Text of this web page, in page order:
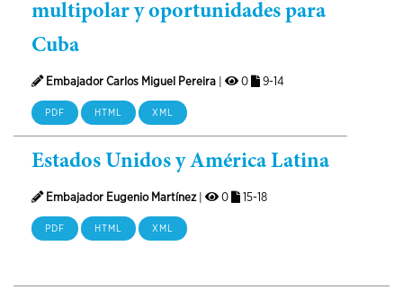
multipolar y oportunidades para
Cuba
Embajador Carlos Miguel Pereira 0 9-14
PDF HTML XML
Estados Unidos y América Latina
Embajador Eugenio Martínez 0 15-18
PDF HTML XML